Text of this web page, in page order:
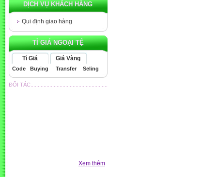
DỊCH VỤ KHÁCH HÀNG
Qui định giao hàng
TỈ GIÁ NGOẠI TỆ
Tỉ Giá Giá Vàng
Code Buying Transfer Seling
ĐỐI TÁC.....................................................
Xem thêm